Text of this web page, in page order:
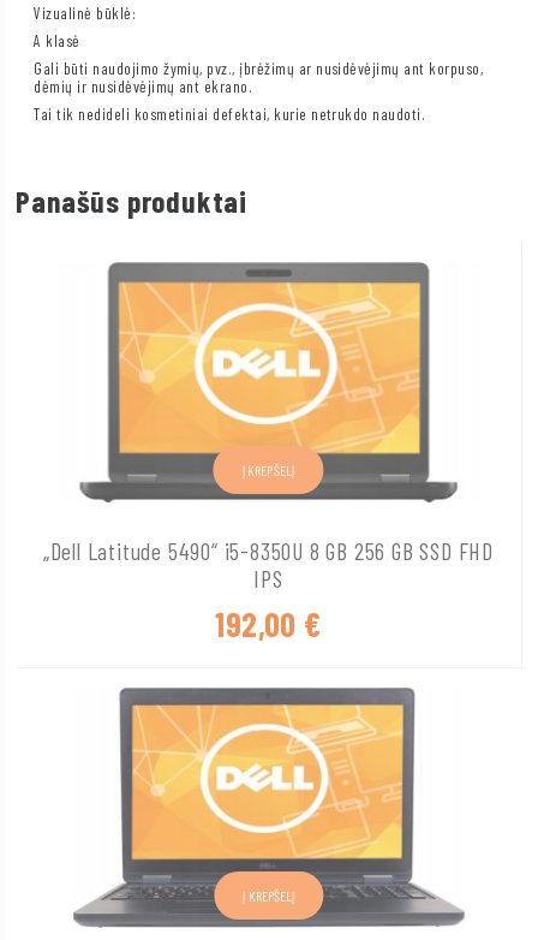
Vizualinė būklė:
A klasė
Gali būti naudojimo žymių, pvz., įbrėžimų ar nusidėvėjimų ant korpuso,
dėmių ir nusidėvėjimų ant ekrano.
Tai tik nedideli kosmetiniai defektai, kurie netrukdo naudoti.
Panašūs produktai
„Dell Latitude 5490“ i5-8350U 8 GB 256 GB SSD FHD
IPS
192,00 €
Į KREPŠELĮ
Į KREPŠELĮ